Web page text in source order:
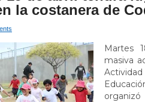
la costanera de
Martes
masiva
organizó